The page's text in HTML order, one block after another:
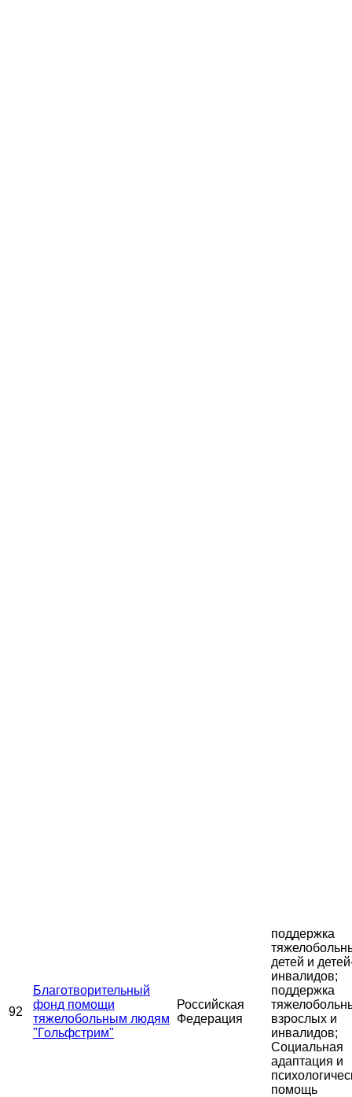
92
Благотворительный
фонд помощи
тяжелобольным людям
"Гольфстрим"
Российская
Федерация
поддержка
детей и
инвалидов;
поддержка
взрослых и
инвалидов;
Социальная
адаптация и
помощь